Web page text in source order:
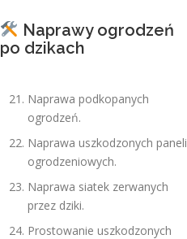
Naprawy ogrodzeń
po dzikach
Naprawa podkopanych
ogrodzeń.
Naprawa uszkodzonych paneli
ogrodzeniowych.
Naprawa siatek zerwanych
przez dziki.
Prostowanie uszkodzonych